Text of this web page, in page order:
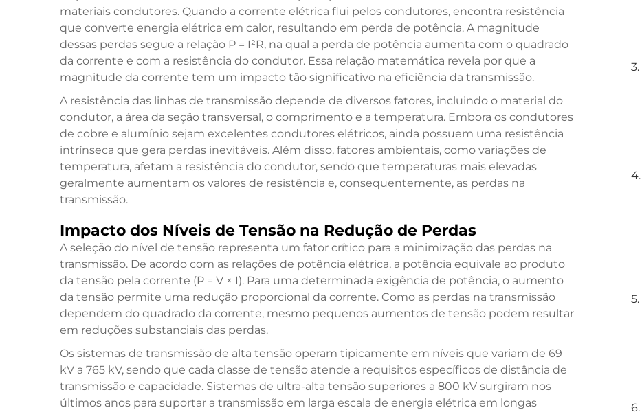
materiais condutores. Quando a corrente elétrica flui pelos condutores, encontra resistência
que converte energia elétrica em calor, resultando em perda de potência. A magnitude
dessas perdas segue a relação P = I²R, na qual a perda de potência aumenta com o quadrado
da corrente e com a resistência do condutor. Essa relação matemática revela por que a
magnitude da corrente tem um impacto tão significativo na eficiência da transmissão.
A resistência das linhas de transmissão depende de diversos fatores, incluindo o material do
condutor, a área da seção transversal, o comprimento e a temperatura. Embora os condutores
de cobre e alumínio sejam excelentes condutores elétricos, ainda possuem uma resistência
intrínseca que gera perdas inevitáveis. Além disso, fatores ambientais, como variações de
temperatura, afetam a resistência do condutor, sendo que temperaturas mais elevadas
geralmente aumentam os valores de resistência e, consequentemente, as perdas na
transmissão.
Impacto dos Níveis de Tensão na Redução de Perdas
A seleção do nível de tensão representa um fator crítico para a minimização das perdas na
transmissão. De acordo com as relações de potência elétrica, a potência equivale ao produto
da tensão pela corrente (P = V × I). Para uma determinada exigência de potência, o aumento
da tensão permite uma redução proporcional da corrente. Como as perdas na transmissão
dependem do quadrado da corrente, mesmo pequenos aumentos de tensão podem resultar
em reduções substanciais das perdas.
Os sistemas de transmissão de alta tensão operam tipicamente em níveis que variam de 69
kV a 765 kV, sendo que cada classe de tensão atende a requisitos específicos de distância de
transmissão e capacidade. Sistemas de ultra-alta tensão superiores a 800 kV surgiram nos
últimos anos para suportar a transmissão em larga escala de energia elétrica em longas